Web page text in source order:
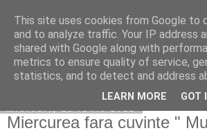
Copilarim
Miercurea fara cuvinte "
This site uses cookies from Google to
and to analyze traffic. Your IP address
shared with Google along with
metrics to ensure quality of service,
statistics, and to detect and address
LEARN MORE GOT